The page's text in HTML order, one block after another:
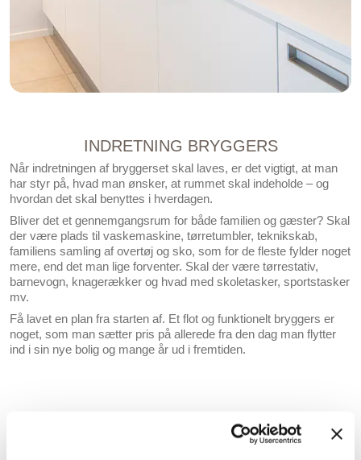
INDRETNING BRYGGERS
Når indretningen af bryggerset skal laves, er det vigtigt, at man
har styr på, hvad man ønsker, at rummet skal indeholde – og
hvordan det skal benyttes i hverdagen.
Bliver det et gennemgangsrum for både familien og gæster? Skal
der være plads til vaskemaskine, tørretumbler, teknikskab,
familiens samling af overtøj og sko, som for de fleste fylder noget
mere, end det man lige forventer. Skal der være tørrestativ,
barnevogn, knagerækker og hvad med skoletasker, sportstasker
mv.
Få lavet en plan fra starten af. Et flot og funktionelt bryggers er
noget, som man sætter pris på allerede fra den dag man flytter
ind i sin nye bolig og mange år ud i fremtiden.
OPBEVARING